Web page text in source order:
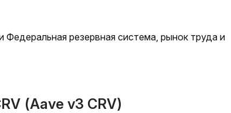
резервная система, рынок труда и
(Aave v3 CRV)